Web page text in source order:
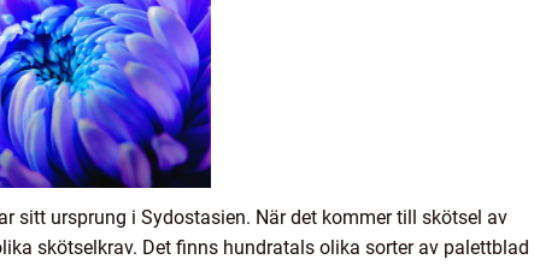
sitt ursprung i Sydostasien. När det kommer till skötsel av
skötselkrav. Det finns hundratals olika sorter av palettblad